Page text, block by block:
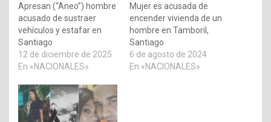
Apresan (“Aneo”) hombre
acusado de sustraer
vehículos y estafar en
Santiago
12 de diciembre de 2025
En «NACIONALES»
Mujer es acusada de
encender vivienda de un
hombre en Tamboril,
Santiago
6 de agosto de 2024
En «NACIONALES»